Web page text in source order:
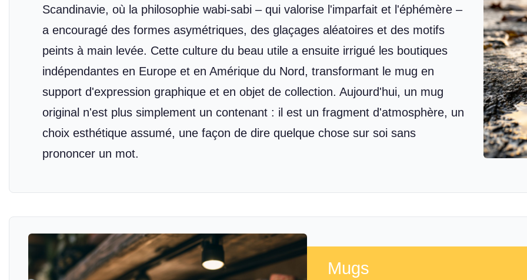
Scandinavie, où la philosophie wabi-sabi – qui valorise l'imparfait et l'éphémère –
a encouragé des formes asymétriques, des glaçages aléatoires et des motifs
peints à main levée. Cette culture du beau utile a ensuite irrigué les boutiques
indépendantes en Europe et en Amérique du Nord, transformant le mug en
support d'expression graphique et en objet de collection. Aujourd'hui, un mug
original n'est plus simplement un contenant : il est un fragment d'atmosphère, un
choix esthétique assumé, une façon de dire quelque chose sur soi sans
prononcer un mot.
Mugs